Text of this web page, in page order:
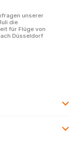
die
für Flüge von
Düsseldorf